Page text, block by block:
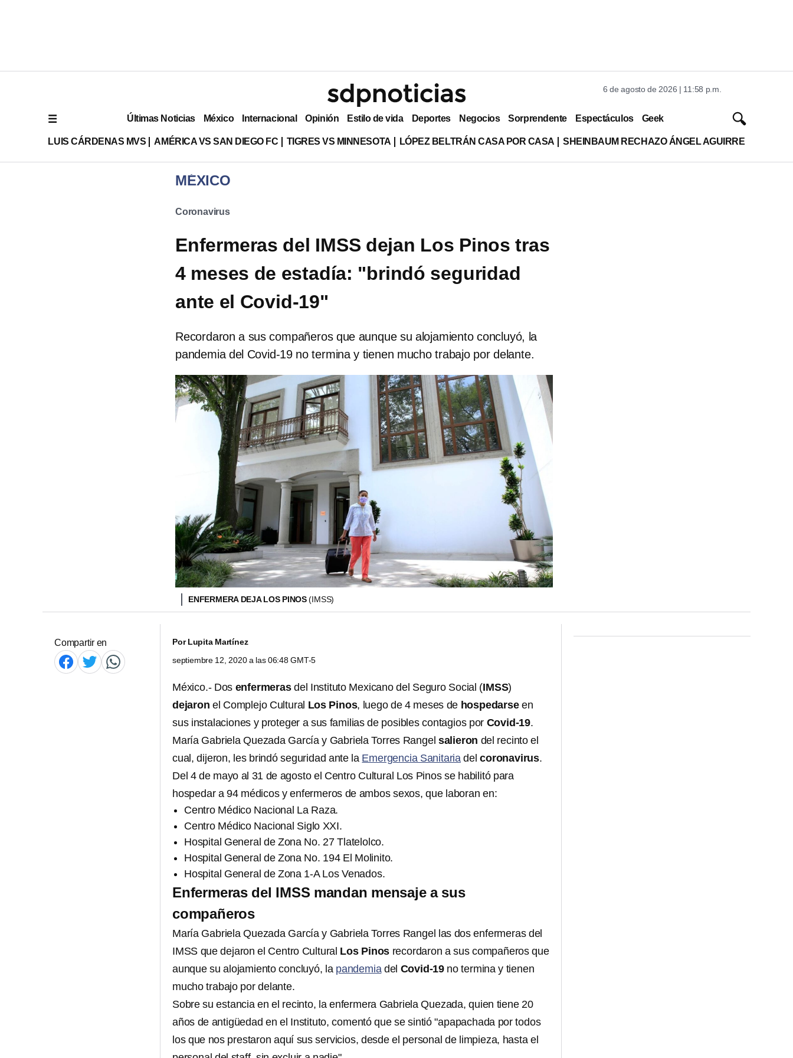
6 de agosto de 2026 | 11:58 p.m.
Últimas Noticias México Internacional Opinión Estilo de vida Deportes Negocios Sorprendente Espectáculos Geek
LUIS CÁRDENAS MVS AMÉRICA VS SAN DIEGO FC TIGRES VS MINNESOTA LÓPEZ BELTRÁN CASA POR CASA SHEINBAUM RECHAZO ÁNGEL AGUIRRE
MÉXICO
Coronavirus
Enfermeras del IMSS dejan Los Pinos tras
4 meses de estadía: "brindó seguridad
ante el Covid-19"
Recordaron a sus compañeros que aunque su alojamiento concluyó, la
pandemia del Covid-19 no termina y tienen mucho trabajo por delante.
ENFERMERA DEJA LOS PINOS(IMSS)
Compartir en PorLupita Martínez
septiembre 12, 2020 a las 06:48 GMT-5
México.- Dos enfermerasdel Instituto Mexicano del Seguro Social (IMSS)
dejaron el Complejo Cultural Los Pinos, luego de 4 meses de hospedarseen
sus instalaciones y proteger a sus familias de posibles contagios por Covid-19.
María Gabriela Quezada García y Gabriela Torres Rangel salieron del recinto el
cual, dijeron, les brindó seguridad ante la Emergencia Sanitaria delcoronavirus.
Del 4 de mayo al 31 de agosto el Centro Cultural Los Pinos se habilitó para
hospedar a 94 médicos y enfermeros de ambos sexos, que laboran en:
Centro Médico Nacional La Raza.
Centro Médico Nacional Siglo XXI.
Hospital General de Zona No. 27 Tlatelolco.
Hospital General de Zona No. 194 El Molinito.
Hospital General de Zona 1-A Los Venados.
Enfermeras del IMSS mandan mensaje a sus
compañeros
María Gabriela Quezada García y Gabriela Torres Rangel las dos enfermeras del
IMSS que dejaron el Centro Cultural Los Pinos recordaron a sus compañeros que
aunque su alojamiento concluyó, la pandemiadel Covid-19 no termina y tienen
mucho trabajo por delante.
Sobre su estancia en el recinto, la enfermera Gabriela Quezada, quien tiene 20
años de antigüedad en el Instituto, comentó que se sintió "apapachada por todos
los que nos prestaron aquí sus servicios, desde el personal de limpieza, hasta el